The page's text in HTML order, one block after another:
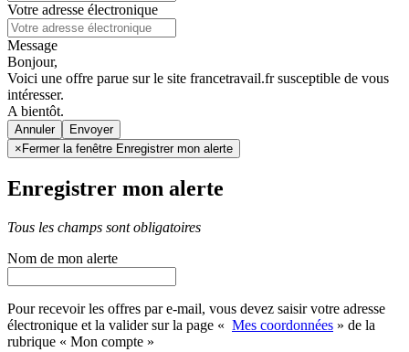
Votre adresse électronique
Message
Bonjour,
Voici une offre parue sur le site francetravail.fr susceptible de vous
intéresser.
A bientôt.
Annuler
× Fermer la fenêtre Enregistrer mon alerte
Enregistrer mon alerte
Tous les champs sont obligatoires
Nom de mon alerte
Pour recevoir les offres par e-mail, vous devez saisir votre adresse
électronique et la valider sur la page « Mes coordonnées » de la
rubrique « Mon compte »